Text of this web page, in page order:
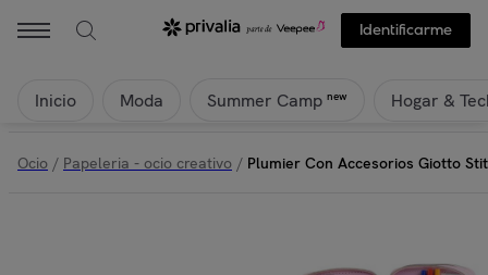
Identificarme
Inicio Moda Summer Camp new Hogar &
Ocio / Papeleria - ocio creativo / Plumier Con Accesorios Giotto